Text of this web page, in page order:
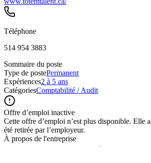
Téléphone
514 954 3883
Sommaire du poste
Type de postePermanent
Expériences2 à 5 ans
CatégoriesComptabilité / Audit
Offre d’emploi inactive
Cette offre d’emploi n’est plus disponible. Elle
été retirée par l’employeur.
À propos de l'entreprise